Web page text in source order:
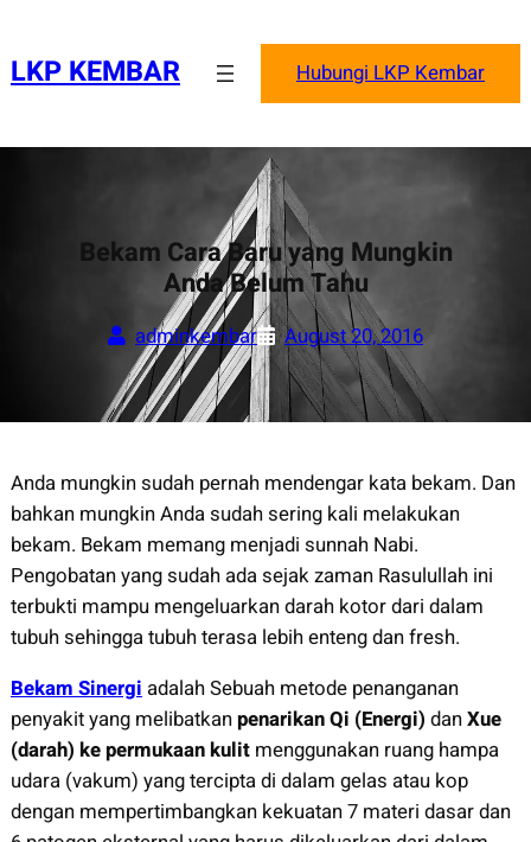
content
LKP KEMBAR Hubungi LKP Kembar
Bekam Cara Baru yang Mungkin
Anda Belum Tahu
adminkembar August 20, 2016
Anda mungkin sudah pernah mendengar kata bekam. Dan
bahkan mungkin Anda sudah sering kali melakukan
bekam. Bekam memang menjadi sunnah Nabi.
Pengobatan yang sudah ada sejak zaman Rasulullah ini
terbukti mampu mengeluarkan darah kotor dari dalam
tubuh sehingga tubuh terasa lebih enteng dan fresh.
Bekam Sinergi adalah Sebuah metode penanganan
penyakit yang melibatkanpenarikan Qi (Energi) danXue
(darah) ke permukaan kulitmenggunakan ruang hampa
udara (vakum) yang tercipta di dalam gelas atau kop
dengan mempertimbangkan kekuatan 7 materi dasar dan